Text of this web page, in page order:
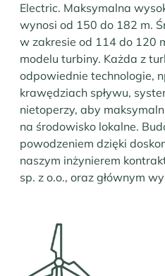
Electric. Maksymalna
wynosi od 150 do 182 m.
w zakresie od 114 do 120
modelu turbiny. Każda z
odpowiednie technologie,
krawędziach spływu,
nietoperzy, aby
na środowisko lokalne.
powodzeniem dzięki
naszym inżynierem
sp. z o.o., oraz głównym